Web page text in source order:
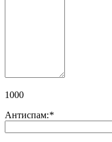
1000
Антиспам:*